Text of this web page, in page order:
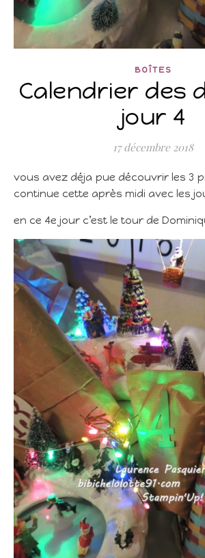
BOÎTES
Calendrier des
jour 4
17 décembre 2018
vous avez déja pue découvrir les 3 premiers jours, on
continue cette après midi avec les
en ce 4e jour c’est le tour de